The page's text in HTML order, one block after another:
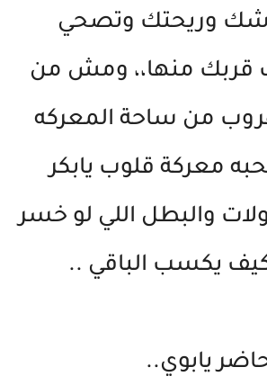
وريحتك وتصحي
قربك منها،، ومش من
من ساحة المعركه
معركة قلوب يابكر
والبطل اللي لو خسر
يكسب الباقي ..
يابوي..